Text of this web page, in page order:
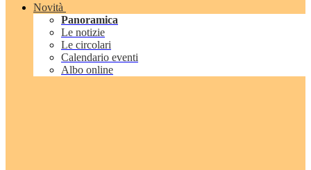
Novità
Panoramica
Le notizie
Le circolari
Calendario eventi
Albo online